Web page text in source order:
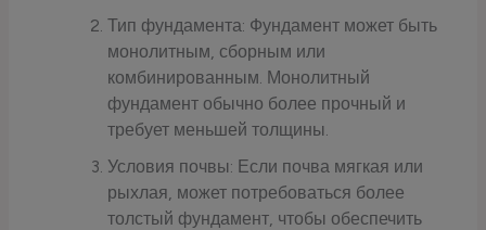
Тип фундамента: Фундамент может быть
монолитным, сборным или
комбинированным. Монолитный
фундамент обычно более прочный и
требует меньшей толщины.
Условия почвы: Если почва мягкая или
рыхлая, может потребоваться более
толстый фундамент, чтобы обеспечить